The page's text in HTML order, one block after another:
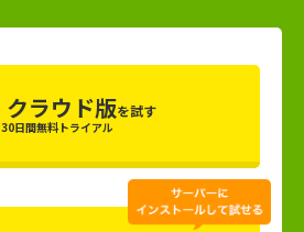
クラウド版を試す
30日間無料トライアル